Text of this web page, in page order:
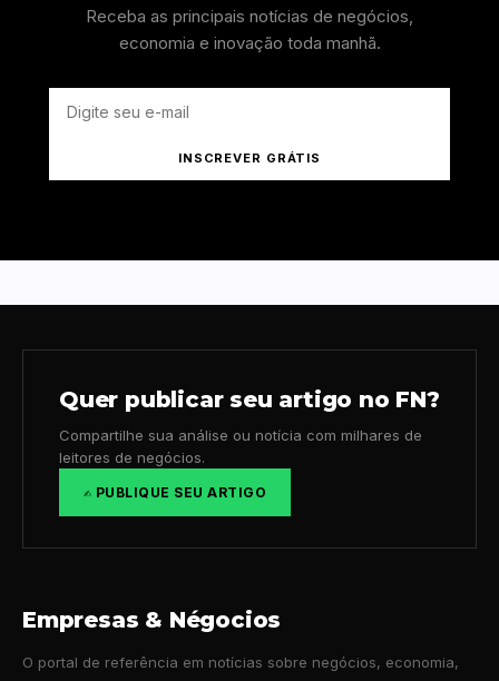
Receba as principais notícias de negócios,
economia e inovação toda manhã.
INSCREVER GRÁTIS
Quer publicar seu artigo no FN?
Compartilhe sua análise ou notícia com milhares de
leitores de negócios.
✍️ PUBLIQUE SEU ARTIGO
Empresas & Négocios
O portal de referência em notícias sobre negócios, economia,